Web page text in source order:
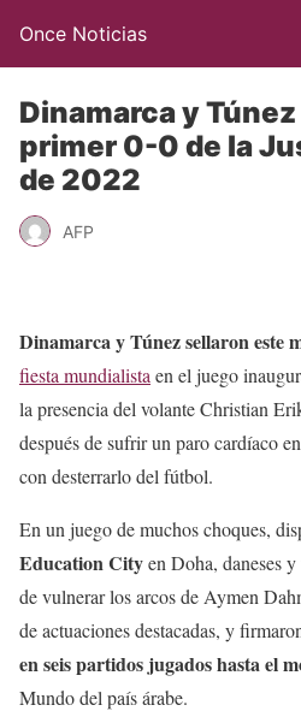
Once Noticias
Dinamarca y
primer 0-0 de la
de 2022
AFP
Dinamarca y Túnez sellaron este
fiesta mundialista en el juego
la presencia del volante Christian
después de sufrir un paro cardíaco
con desterrarlo del fútbol.
En un juego de muchos choques,
Education Cityen Doha, daneses
de vulnerar los arcos de Aymen
de actuaciones destacadas, y
en seis partidos jugados hasta el
Mundo del país árabe.